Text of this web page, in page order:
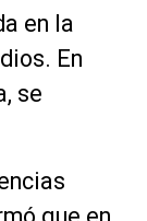
en la
En
se